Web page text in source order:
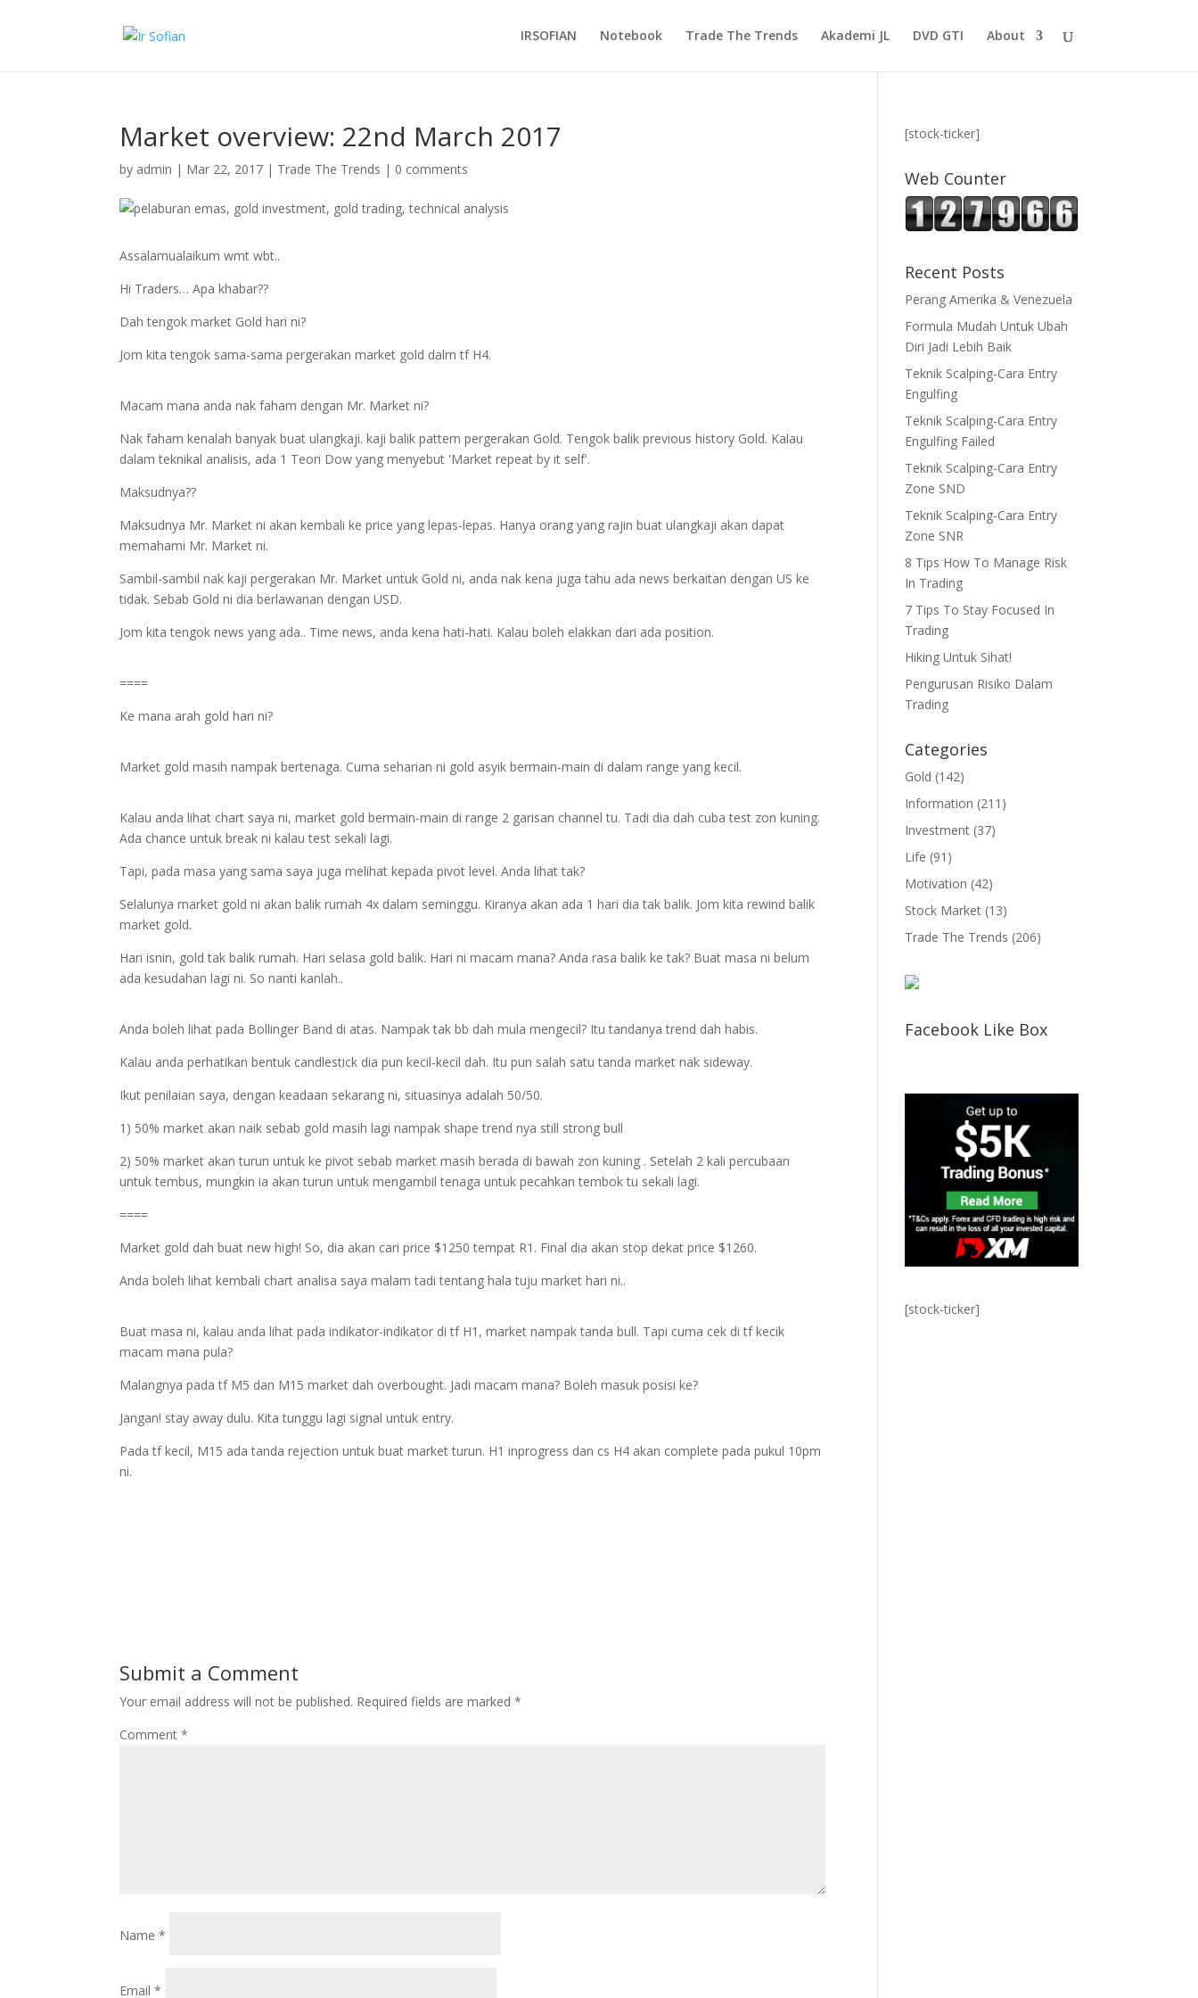
IRSOFIAN Notebook Trade The Trends Akademi JL DVD GTI About
Market overview: 22nd March 2017
by admin | Mar 22, 2017 | Trade The Trends | 0 comments
Assalamualaikum wmt wbt..
Hi Traders… Apa khabar??
Dah tengok market Gold hari ni?
Jom kita tengok sama-sama pergerakan market gold dalm tf H4.
Macam mana anda nak faham dengan Mr. Market ni?
Nak faham kenalah banyak buat ulangkaji. kaji balik pattern pergerakan Gold. Tengok balik previous history Gold. Kalau
dalam teknikal analisis, ada 1 Teori Dow yang menyebut 'Market repeat by it self'.
Maksudnya??
Maksudnya Mr. Market ni akan kembali ke price yang lepas-lepas. Hanya orang yang rajin buat ulangkaji akan dapat
memahami Mr. Market ni.
Sambil-sambil nak kaji pergerakan Mr. Market untuk Gold ni, anda nak kena juga tahu ada news berkaitan dengan US ke
tidak. Sebab Gold ni dia berlawanan dengan USD.
Jom kita tengok news yang ada.. Time news, anda kena hati-hati. Kalau boleh elakkan dari ada position.
====
Ke mana arah gold hari ni?
Market gold masih nampak bertenaga. Cuma seharian ni gold asyik bermain-main di dalam range yang kecil.
Kalau anda lihat chart saya ni, market gold bermain-main di range 2 garisan channel tu. Tadi dia dah cuba test zon kuning.
Ada chance untuk break ni kalau test sekali lagi.
Tapi, pada masa yang sama saya juga melihat kepada pivot level. Anda lihat tak?
Selalunya market gold ni akan balik rumah 4x dalam seminggu. Kiranya akan ada 1 hari dia tak balik. Jom kita rewind balik
market gold.
Hari isnin, gold tak balik rumah. Hari selasa gold balik. Hari ni macam mana? Anda rasa balik ke tak? Buat masa ni belum
ada kesudahan lagi ni. So nanti kanlah..
Anda boleh lihat pada Bollinger Band di atas. Nampak tak bb dah mula mengecil? Itu tandanya trend dah habis.
Kalau anda perhatikan bentuk candlestick dia pun kecil-kecil dah. Itu pun salah satu tanda market nak sideway.
Ikut penilaian saya, dengan keadaan sekarang ni, situasinya adalah 50/50.
1) 50% market akan naik sebab gold masih lagi nampak shape trend nya still strong bull
2) 50% market akan turun untuk ke pivot sebab market masih berada di bawah zon kuning . Setelah 2 kali percubaan
untuk tembus, mungkin ia akan turun untuk mengambil tenaga untuk pecahkan tembok tu sekali lagi.
====
Market gold dah buat new high! So, dia akan cari price $1250 tempat R1. Final dia akan stop dekat price $1260.
Anda boleh lihat kembali chart analisa saya malam tadi tentang hala tuju market hari ni..
Buat masa ni, kalau anda lihat pada indikator-indikator di tf H1, market nampak tanda bull. Tapi cuma cek di tf kecik
macam mana pula?
Malangnya pada tf M5 dan M15 market dah overbought. Jadi macam mana? Boleh masuk posisi ke?
Jangan! stay away dulu. Kita tunggu lagi signal untuk entry.
Pada tf kecil, M15 ada tanda rejection untuk buat market turun. H1 inprogress dan cs H4 akan complete pada pukul 10pm
ni.
Submit a Comment
Your email address will not be published. Required fields are marked*
Comment*
Name*
Email*
[stock-ticker]
Web Counter
Recent Posts
Perang Amerika & Venezuela
Formula Mudah Untuk Ubah
Diri Jadi Lebih Baik
Teknik Scalping-Cara Entry
Engulfing
Teknik Scalping-Cara Entry
Engulfing Failed
Teknik Scalping-Cara Entry
Zone SND
Teknik Scalping-Cara Entry
Zone SNR
8 Tips How To Manage Risk
In Trading
7 Tips To Stay Focused In
Trading
Hiking Untuk Sihat!
Pengurusan Risiko Dalam
Trading
Categories
Gold (142)
Information (211)
Investment (37)
Life (91)
Motivation (42)
Stock Market (13)
Trade The Trends (206)
Facebook Like Box
[stock-ticker]
Dapatkan Ebook
'Knowledge Trading Version 2' Sekarang!